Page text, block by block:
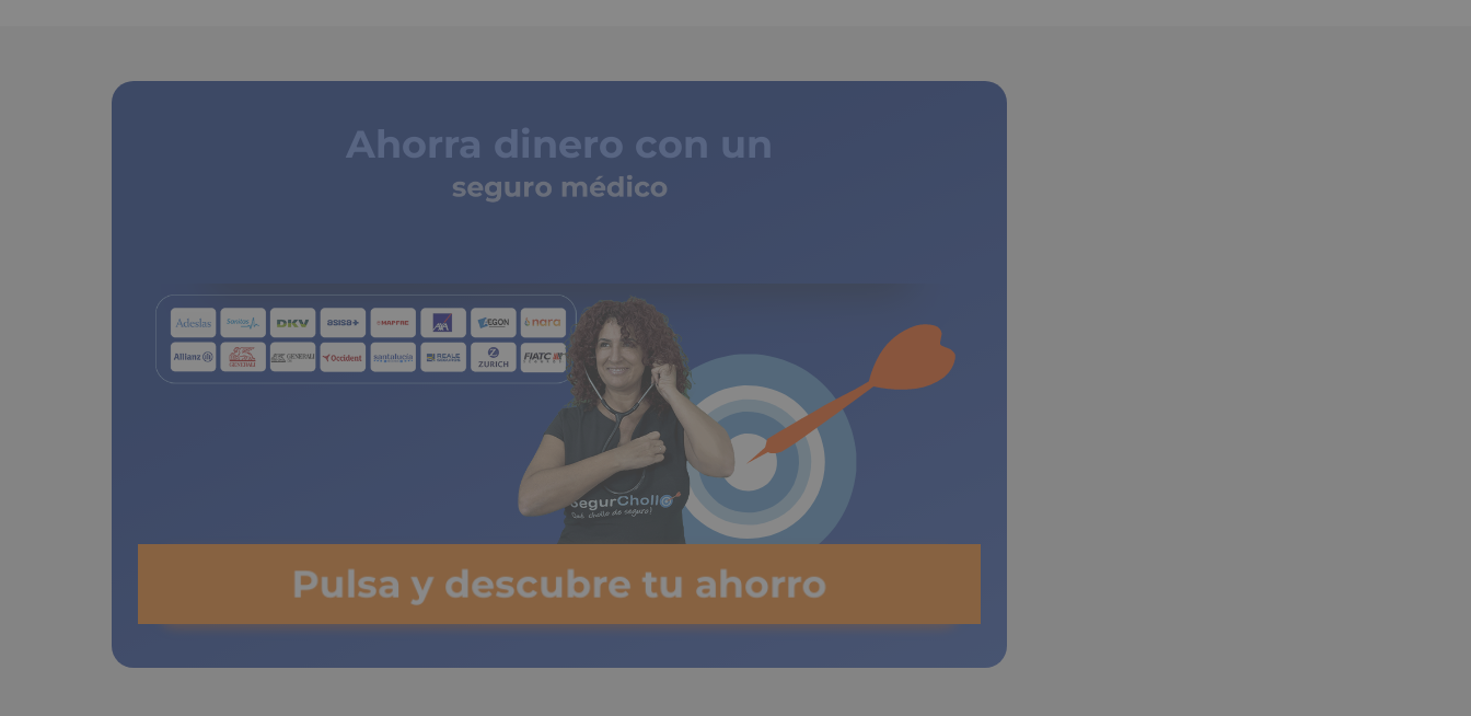
Ahorra dinero con un
seguro médico
Pulsa y descubre tu ahorro